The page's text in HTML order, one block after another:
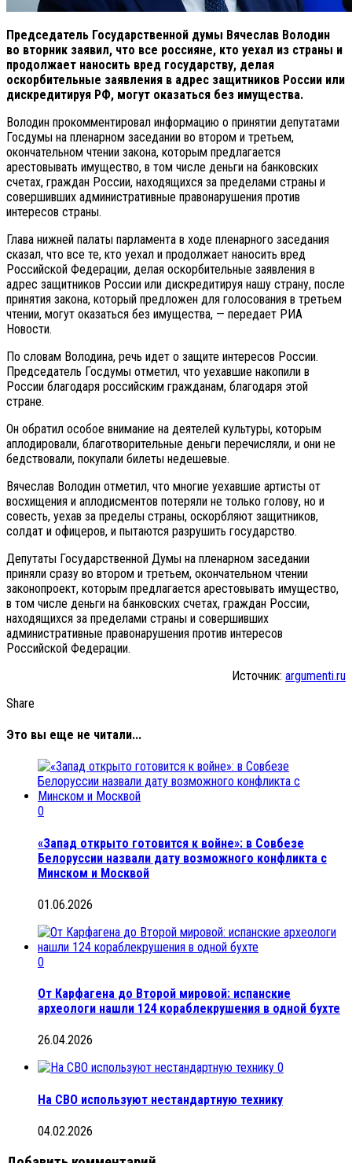
Председатель Государственной думы Вячеслав Володин
во вторник заявил, что все россияне, кто уехал из страны и
продолжает наносить вред государству, делая
оскорбительные заявления в адрес защитников России или
дискредитируя РФ, могут оказаться без имущества.
Володин прокомментировал информацию о принятии депутатами
Госдумы на пленарном заседании во втором и третьем,
окончательном чтении закона, которым предлагается
арестовывать имущество, в том числе деньги на банковских
счетах, граждан России, находящихся за пределами страны и
совершивших административные правонарушения против
интересов страны.
Глава нижней палаты парламента в ходе пленарного заседания
сказал, что все те, кто уехал и продолжает наносить вред
Российской Федерации, делая оскорбительные заявления в
адрес защитников России или дискредитируя нашу страну, после
принятия закона, который предложен для голосования в третьем
чтении, могут оказаться без имущества, — передает РИА
Новости.
По словам Володина, речь идет о защите интересов России.
Председатель Госдумы отметил, что уехавшие накопили в
России благодаря российским гражданам, благодаря этой
стране.
Он обратил особое внимание на деятелей культуры, которым
аплодировали, благотворительные деньги перечисляли, и они не
бедствовали, покупали билеты недешевые.
Вячеслав Володин отметил, что многие уехавшие артисты от
восхищения и аплодисментов потеряли не только голову, но и
совесть, уехав за пределы страны, оскорбляют защитников,
солдат и офицеров, и пытаются разрушить государство.
Депутаты Государственной Думы на пленарном заседании
приняли сразу во втором и третьем, окончательном чтении
законопроект, которым предлагается арестовывать имущество,
в том числе деньги на банковских счетах, граждан России,
находящихся за пределами страны и совершивших
административные правонарушения против интересов
Российской Федерации.
Источник: argumenti.ru
Share
Это вы еще не читали...
0
«Запад открыто готовится к войне»: в Совбезе
Белоруссии назвали дату возможного конфликта с
Минском и Москвой
01.06.2026
0
От Карфагена до Второй мировой: испанские
археологи нашли 124 кораблекрушения в одной бухте
26.04.2026
0
На СВО используют нестандартную технику
04.02.2026